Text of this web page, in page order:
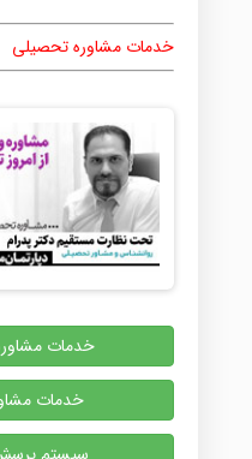
خدمات مشاوره تحصیلی
خدمات
خدمات